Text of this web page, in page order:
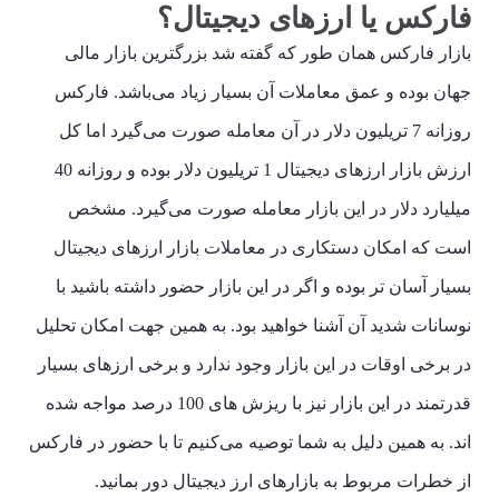
فارکس یا ارزهای دیجیتال؟
بازار فارکس همان طور که گفته شد بزرگترین بازار مالی
جهان بوده و عمق معاملات آن بسیار زیاد می‌باشد. فارکس
روزانه 7 تریلیون دلار در آن معامله صورت می‌گیرد اما کل
ارزش بازار ارزهای دیجیتال 1 تریلیون دلار بوده و روزانه 40
میلیارد دلار در این بازار معامله صورت می‌گیرد. مشخص
است که امکان دستکاری در معاملات بازار ارزهای دیجیتال
بسیار آسان تر بوده و اگر در این بازار حضور داشته باشید با
نوسانات شدید آن آشنا خواهید بود. به همین جهت امکان تحلیل
در برخی اوقات در این بازار وجود ندارد و برخی ارزهای بسیار
قدرتمند در این بازار نیز با ریزش های 100 درصد مواجه شده
اند. به همین دلیل به شما توصیه می‌کنیم تا با حضور در فارکس
از خطرات مربوط به بازارهای ارز دیجیتال دور بمانید.